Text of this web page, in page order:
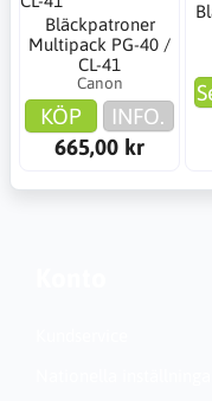
Bläckpatroner
Multipack PG-40 /
CL-41
Canon
KÖP
INFO.
665,00 kr